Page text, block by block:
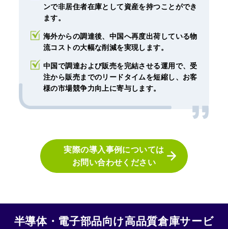
ンで非居住者在庫として資産を持つことができ
ます。
海外からの調達後、中国へ再度出荷している物
流コストの大幅な削減を実現します。
中国で調達および販売を完結させる運用で、受
注から販売までのリードタイムを短縮し、お客
様の市場競争力向上に寄与します。
実際の導入事例については
お問い合わせください
半導体・電子部品向け高品質倉庫サービ